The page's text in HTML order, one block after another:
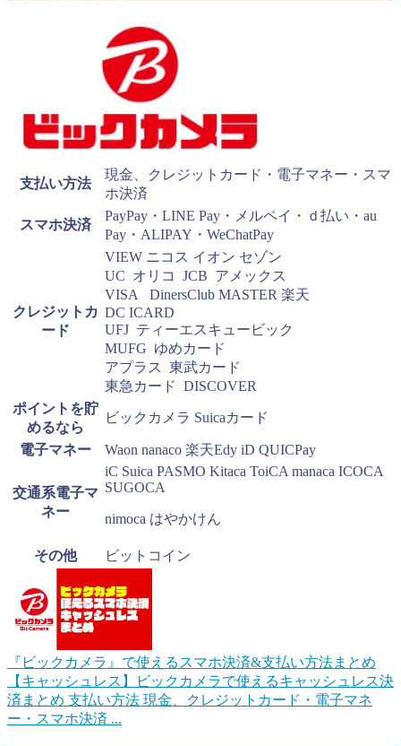
支払い方法
現金、クレジットカード・電子マネー・スマ
ホ決済
スマホ決済
PayPay・LINE Pay・メルペイ・ｄ払い・au
Pay・ALIPAY・WeChatPay
クレジットカ
ード
VIEW ニコス イオン セゾン
UC オリコ JCB アメックス
VISA DinersClub MASTER 楽天
DC ICARD
UFJ ティーエスキュービック
MUFG ゆめカード
アプラス 東武カード
東急カード DISCOVER
ポイントを貯
めるなら
ビックカメラ Suicaカード
電子マネー Waon nanaco 楽天Edy iD QUICPay
交通系電子マ
ネー
iC Suica PASMO Kitaca ToiCA manaca ICOCA
SUGOCA
nimoca はやかけん
その他 ビットコイン
『ビックカメラ』で使えるスマホ決済&支払い方法まとめ
【キャッシュレス】
ビックカメラで使えるキャッシュレス決
済まとめ 支払い方法 現金、クレジットカード・電子マネ
ー・スマホ決済 ...